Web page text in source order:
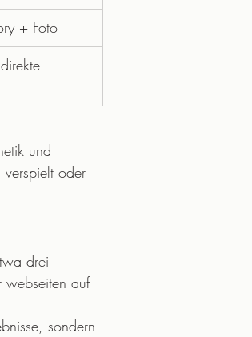
+ Foto
und
verspielt oder
drei
webseiten auf
sondern